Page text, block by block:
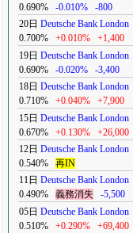
0.690%
-0.010% -800
20日 Deutsche Bank London
0.700%
+0.010% +1,400
19日 Deutsche Bank London
0.690%
-0.020% -3,400
18日 Deutsche Bank London
0.710%
+0.040% +7,900
15日 Deutsche Bank London
0.670%
+0.130% +26,000
12日 Deutsche Bank London
0.540%
再IN
11日 Deutsche Bank London
0.490%
義務消失 -5,500
05日 Deutsche Bank London
0.510%
+0.290% +69,400